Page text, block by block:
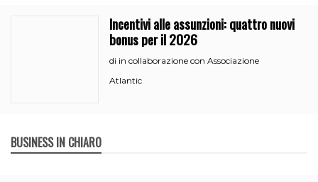
Incentivi alle assunzioni: quattro nuovi
bonus per il 2026
di in collaborazione con Associazione
Atlantic
BUSINESS IN CHIARO